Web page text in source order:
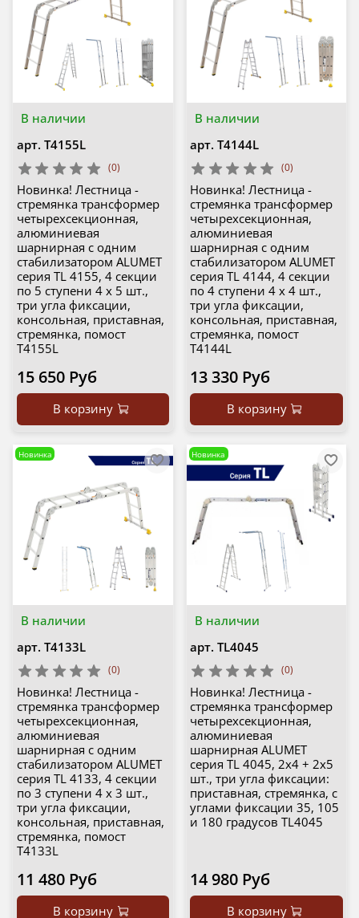
В наличии
арт. T4155L
(0)
Новинка! Лестница -
стремянка трансформер
четырехсекционная,
алюминиевая
шарнирная с одним
стабилизатором ALUMET
серия TL 4155, 4 секции
по 5 ступени 4 х 5 шт.,
три угла фиксации,
консольная, приставная,
стремянка, помост
T4155L
15 650 Руб
В корзину
В наличии
арт. T4144L
(0)
Новинка! Лестница -
стремянка трансформер
четырехсекционная,
алюминиевая
шарнирная с одним
стабилизатором ALUMET
серия TL 4144, 4 секции
по 4 ступени 4 х 4 шт.,
три угла фиксации,
консольная, приставная,
стремянка, помост
T4144L
13 330 Руб
В корзину
В наличии
Новинка
арт. T4133L
(0)
Новинка! Лестница -
стремянка трансформер
четырехсекционная,
алюминиевая
шарнирная с одним
стабилизатором ALUMET
серия TL 4133, 4 секции
по 3 ступени 4 х 3 шт.,
три угла фиксации,
консольная, приставная,
стремянка, помост
T4133L
11 480 Руб
В корзину
В наличии
Новинка
арт. ТL4045
(0)
Новинка! Лестница -
стремянка трансформер
четырехсекционная,
алюминиевая
шарнирная ALUMET
серия TL 4045, 2х4 + 2х5
шт., три угла фиксации:
приставная, стремянка, с
углами фиксации 35, 105
и 180 градусов TL4045
14 980 Руб
В корзину